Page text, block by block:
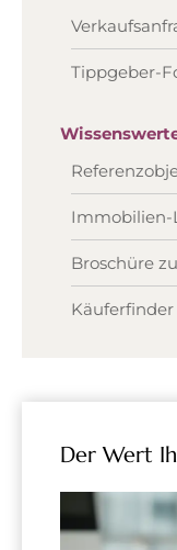
Tippgeber-
Immobilien-
Broschüre
Käuferfinder
Der Wert